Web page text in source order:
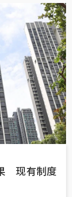
现有制度